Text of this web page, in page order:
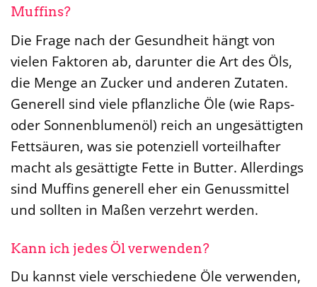
Muffins?
Die Frage nach der Gesundheit hängt von
vielen Faktoren ab, darunter die Art des Öls,
die Menge an Zucker und anderen Zutaten.
Generell sind viele pflanzliche Öle (wie Raps-
oder Sonnenblumenöl) reich an ungesättigten
Fettsäuren, was sie potenziell vorteilhafter
macht als gesättigte Fette in Butter. Allerdings
sind Muffins generell eher ein Genussmittel
und sollten in Maßen verzehrt werden.
Kann ich jedes Öl verwenden?
Du kannst viele verschiedene Öle verwenden,